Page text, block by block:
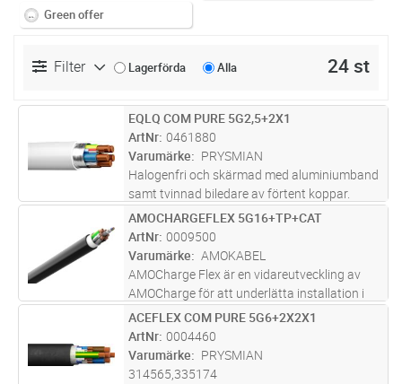
Green offer
Filter Lagerförda Alla 24 st
M Lägg i kundvagn
EQLQ COM PURE 5G2,5+2X1
ArtNr 0461880
Varumärke
PRYSMIAN
Halogenfri och skärmad med aluminiumband
samt tvinnad biledare av förtent koppar.
Styrparet är tvinnat individuellt skärmat med
aluminumband samt biledare. För fast
förläggning inom- och utomhus, i r
M Lägg i kundvagn
AMOCHARGEFLEX 5G16+TP+CAT
ArtNr 0009500
Varumärke
AMOKABEL
AMOCharge Flex är en vidareutveckling av
AMOCharge för att underlätta installation i
trånga utrymmen. Med mångtrådig klass 5
kopparledare är AMOCharge Flex en flexibel
hybridkabel, designad för insta
M Lägg i kundvagn
ACEFLEX COM PURE 5G6+2X2X1
ArtNr 0004460
Varumärke
PRYSMIAN
314565,335174